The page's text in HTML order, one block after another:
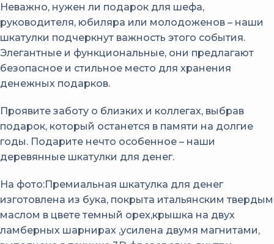
Неважно, нужен ли подарок для шефа,
руководителя, юбиляра или молодоженов – наши
шкатулки подчеркнут важность этого события.
Элегантные и функциональные, они предлагают
безопасное и стильное место для хранения
денежных подарков.
Проявите заботу о близких и коллегах, выбрав
подарок, который останется в памяти на долгие
годы. Подарите нечто особенное – наши
деревянные шкатулки для денег.
На фото:Премиальная шкатулка для денег
изготовлена из бука, покрыта итальянским твердым
маслом в цвете темный орех,крышка на двух
ламберных шарнирах ,усилена двумя магнитами,